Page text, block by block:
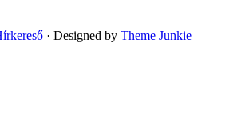
· Designed by Theme Junkie